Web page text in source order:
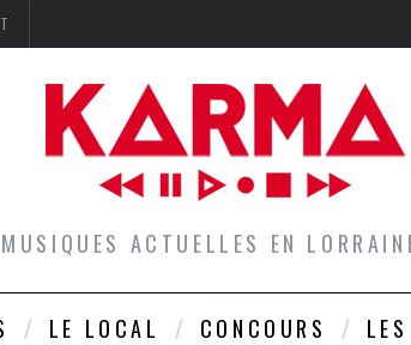
ACTUELLES EN
LE LOCAL CONCOURS